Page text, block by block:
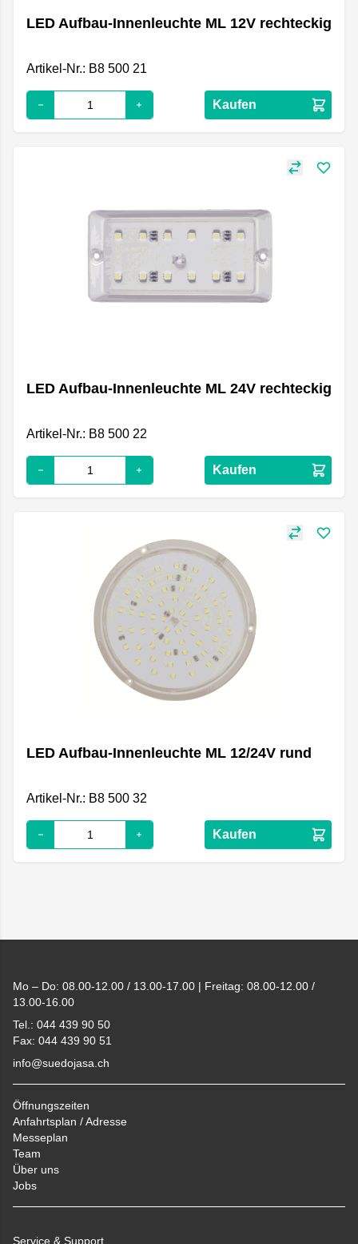
LED Aufbau-Innenleuchte ML 12V rechteckig
Artikel-Nr.: B8 500 21
Kaufen
LED Aufbau-Innenleuchte ML 24V rechteckig
Artikel-Nr.: B8 500 22
Kaufen
LED Aufbau-Innenleuchte ML 12/24V rund
Artikel-Nr.: B8 500 32
Kaufen
Mo – Do: 08.00-12.00 / 13.00-17.00 | Freitag: 08.00-12.00 /
13.00-16.00
Tel.: 044 439 90 50
Fax: 044 439 90 51
info@suedojasa.ch
Öffnungszeiten
Anfahrtsplan / Adresse
Messeplan
Team
Über uns
Jobs
Service & Support